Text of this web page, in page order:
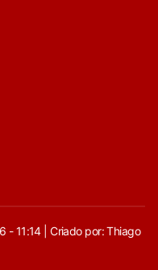
11:14 | Criado por: Thiago